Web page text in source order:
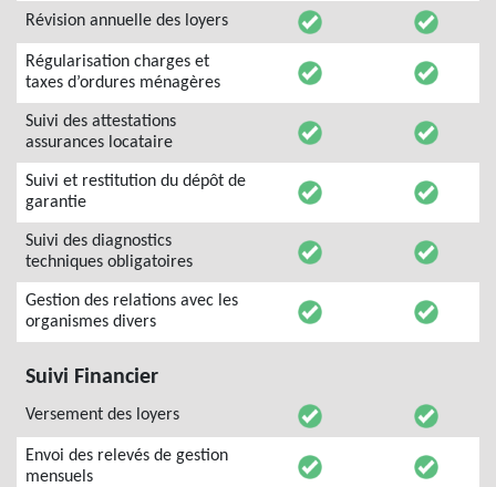
Révision annuelle des loyers
Régularisation charges et
taxes d’ordures ménagères
Suivi des attestations
assurances locataire
Suivi et restitution du dépôt de
garantie
Suivi des diagnostics
techniques obligatoires
Gestion des relations avec les
organismes divers
Suivi Financier
Versement des loyers
Envoi des relevés de gestion
mensuels